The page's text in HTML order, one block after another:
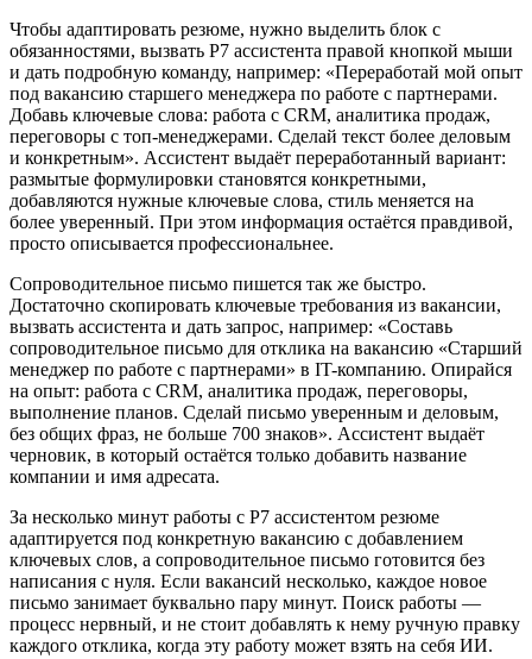
Чтобы адаптировать резюме, нужно выделить блок с
обязанностями, вызвать Р7 ассистента правой кнопкой мыши
и дать подробную команду, например: «Переработай мой опыт
под вакансию старшего менеджера по работе с партнерами.
Добавь ключевые слова: работа с CRM, аналитика продаж,
переговоры с топ-менеджерами. Сделай текст более деловым
и конкретным». Ассистент выдаёт переработанный вариант:
размытые формулировки становятся конкретными,
добавляются нужные ключевые слова, стиль меняется на
более уверенный. При этом информация остаётся правдивой,
просто описывается профессиональнее.
Сопроводительное письмо пишется так же быстро.
Достаточно скопировать ключевые требования из вакансии,
вызвать ассистента и дать запрос, например: «Составь
сопроводительное письмо для отклика на вакансию «Старший
менеджер по работе с партнерами» в IT-компанию. Опирайся
на опыт: работа с CRM, аналитика продаж, переговоры,
выполнение планов. Сделай письмо уверенным и деловым,
без общих фраз, не больше 700 знаков». Ассистент выдаёт
черновик, в который остаётся только добавить название
компании и имя адресата.
За несколько минут работы с Р7 ассистентом резюме
адаптируется под конкретную вакансию с добавлением
ключевых слов, а сопроводительное письмо готовится без
написания с нуля. Если вакансий несколько, каждое новое
письмо занимает буквально пару минут. Поиск работы —
процесс нервный, и не стоит добавлять к нему ручную правку
каждого отклика, когда эту работу может взять на себя ИИ.